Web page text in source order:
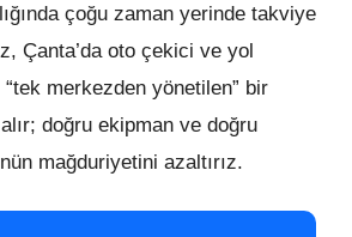
çoğu zaman yerinde takviye
Çanta’da oto çekici ve yol
merkezden yönetilen” bir
doğru ekipman ve doğru
mağduriyetini azaltırız.